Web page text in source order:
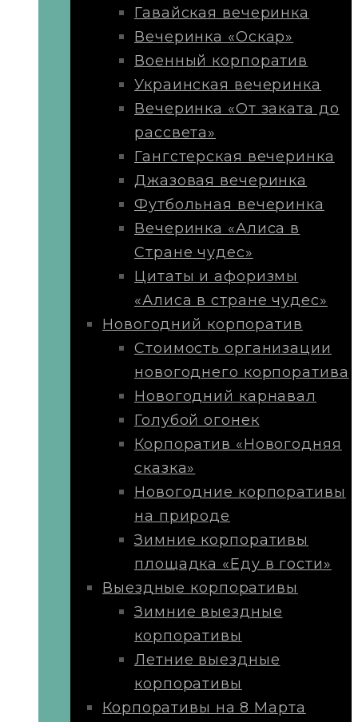
Гавайская вечеринка
Вечеринка «Оскар»
Военный корпоратив
Украинская вечеринка
Вечеринка «От заката до
рассвета»
Гангстерская вечеринка
Джазовая вечеринка
Футбольная вечеринка
Вечеринка «Алиса в
Стране чудес»
Цитаты и афоризмы
«Алиса в стране чудес»
Новогодний корпоратив
Стоимость организации
новогоднего корпоратива
Новогодний карнавал
Голубой огонек
Корпоратив «Новогодняя
сказка»
Новогодние корпоративы
на природе
Зимние корпоративы
площадка «Еду в гости»
Выездные корпоративы
Зимние выездные
корпоративы
Летние выездные
корпоративы
Корпоративы на 8 Марта